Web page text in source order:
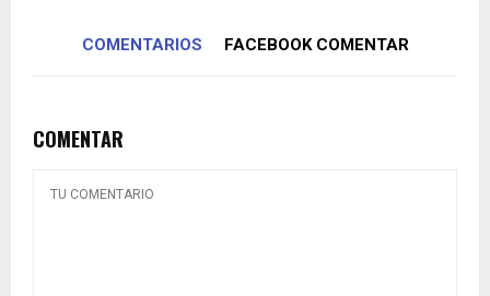
COMENTARIOS FACEBOOK COMENTAR
COMENTAR